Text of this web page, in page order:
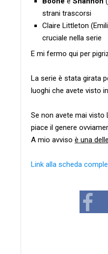
strani trascorsi
Claire Littleton
cruciale nella serie
E mi fermo qui per
La serie è stata girata
luoghi che avete visto
Se non avete mai visto
piace il genere
A mio avviso è una
Link alla scheda